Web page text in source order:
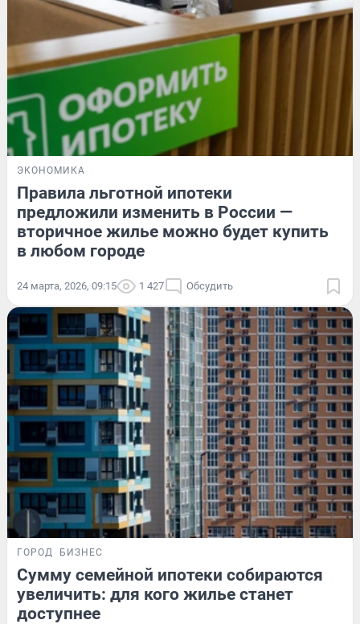
ЭКОНОМИКА
Правила льготной ипотеки
предложили изменить в России —
вторичное жилье можно будет купить
в любом городе
24 марта, 2026, 09:15 1 427 Обсудить
ГОРОД БИЗНЕС
Сумму семейной ипотеки собираются
увеличить: для кого жилье станет
доступнее